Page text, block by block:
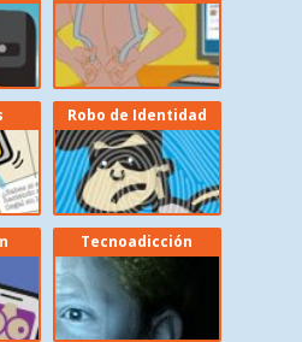
Robo de Identidad
Tecnoadicción